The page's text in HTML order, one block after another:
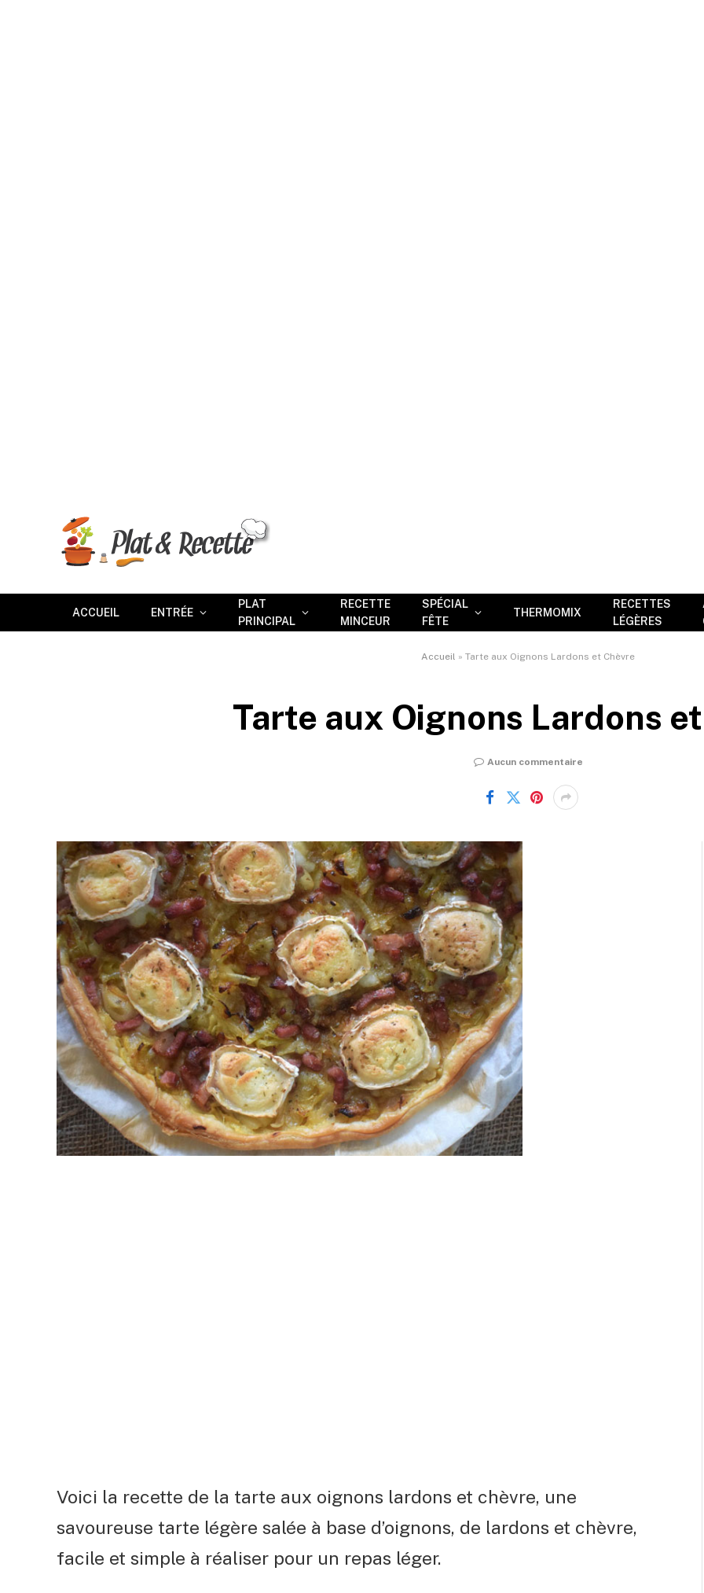
ACCUEIL ENTRÉE
PLAT
PRINCIPAL
RECETTE
MINCEUR
SPÉCIAL
FÊTE
THERMOMIX
RECETTES
LÉGÈRES
Accueil » Tarte aux Oignons Lardons et Chèvre
Tarte aux Oignons Lardons
Aucun commentaire
Voici la recette de la tarte aux oignons lardons et chèvre, une
savoureuse tarte légère salée à base d’oignons, de lardons et chèvre,
facile et simple à réaliser pour un repas léger.